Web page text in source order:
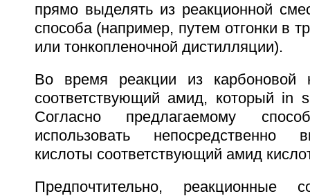
прямо выделять из реакционной
способа (например, путем отгонки в
или тонкопленочной дистилляции).
Во время реакции из карбоновой
соответствующий амид, который in
Согласно предлагаемому
использовать непосредственно
кислоты соответствующий амид
Предпочтительно, реакционные